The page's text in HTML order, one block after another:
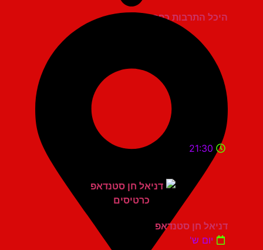
היכל התרבות כפר סבא
21:30
דניאל חן סטנדאפ
יום ש'